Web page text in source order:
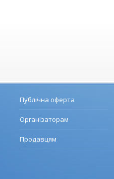
Публічна оферта
Організаторам
Продавцям